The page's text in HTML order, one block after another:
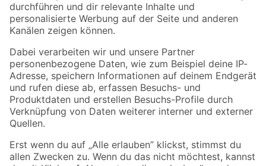
Folge uns
Zahlungsarten Versandarten
Sicher einkaufen